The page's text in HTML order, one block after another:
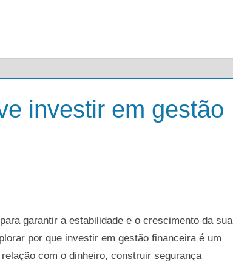
investir em gestão
garantir a estabilidade e o crescimento da sua
por que investir em gestão financeira é um
com o dinheiro, construir segurança